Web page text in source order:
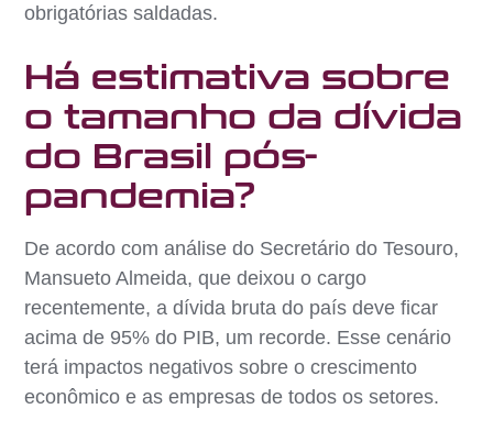
obrigatórias saldadas.
Há estimativa sobre
o tamanho da dívida
do Brasil pós-
pandemia?
De acordo com análise do Secretário do Tesouro,
Mansueto Almeida, que deixou o cargo
recentemente, a dívida bruta do país deve ficar
acima de 95% do PIB, um recorde. Esse cenário
terá impactos negativos sobre o crescimento
econômico e as empresas de todos os setores.